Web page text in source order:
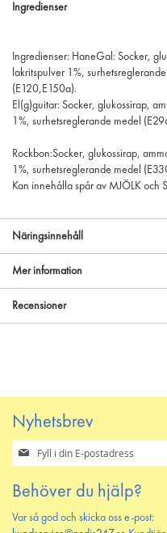
Ingredienser
Ingredienser: HaneGal: Socker,
lakritspulver 1%,
(E120,E150a).
El(g)guitar: Socker, glukossirap,
1%, surhetsreglerande medel
Rockbon:Socker, glukossirap,
1%, surhetsreglerande medel
Kan innehålla spår av MJÖLK och
Näringsinnehåll
Mer information
Recensioner
Nyhetsbrev
Prenumerera
på
nyhetsbrev
Behöver du hjälp?
Var så god och skicka oss e-post: